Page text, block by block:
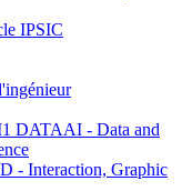
IPSIC
DATAAI - Data and
- Interaction, Graphic